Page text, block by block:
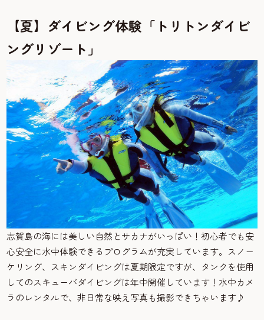
【夏】ダイビング体験「トリトンダイビ
ングリゾート」
志賀島の海には美しい自然とサカナがいっぱい！初心者でも安
心安全に水中体験できるプログラムが充実しています。スノー
ケリング、スキンダイビングは夏期限定ですが、タンクを使用
してのスキューバダイビングは年中開催しています！水中カメ
ラのレンタルで、非日常な映え写真も撮影できちゃいます♪